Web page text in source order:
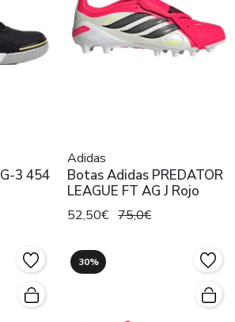
3 454
Adidas
Botas Adidas PREDATOR
LEAGUE FT AG J Rojo
52,50€ 75,0€
30%